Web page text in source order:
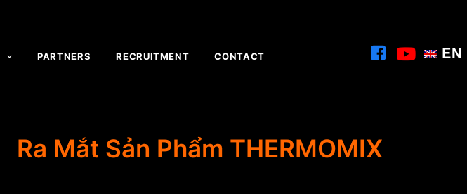
PARTNERS RECRUITMENT CONTACT EN
Ra Mắt Sản Phẩm THERMOMIX